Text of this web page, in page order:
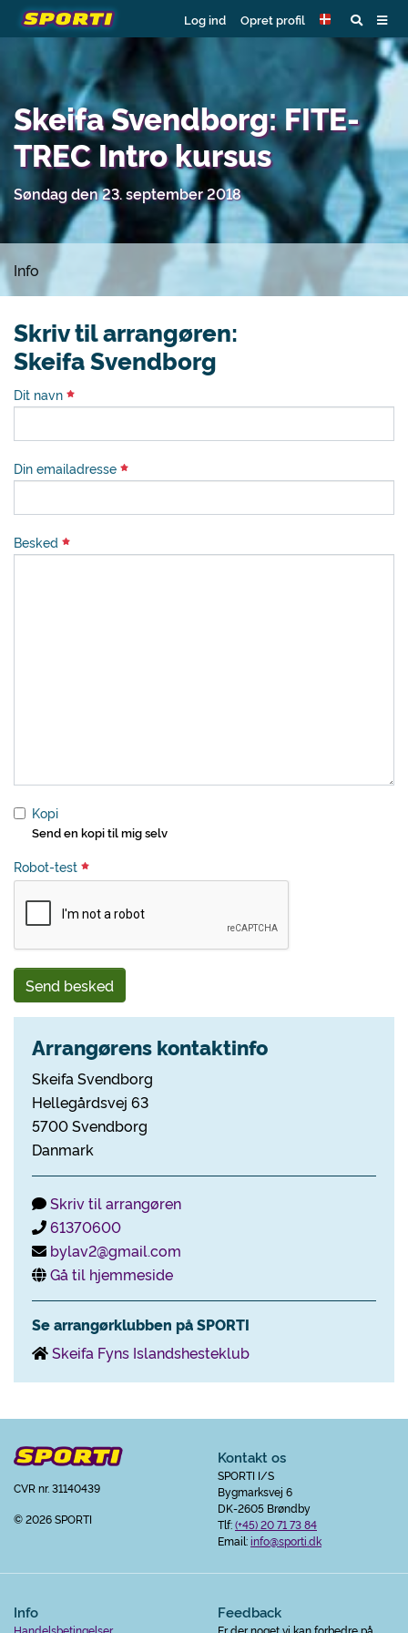
Log ind Opret profil
Skeifa Svendborg: FITE-
TREC Intro kursus
Søndag den 23. september 2018
Info
Skriv til arrangøren:
Skeifa Svendborg
Dit navn
Din emailadresse
Besked
Kopi
Send en kopi til mig selv
Robot-test
Send besked
Arrangørens kontaktinfo
Skeifa Svendborg
Hellegårdsvej 63
5700 Svendborg
Danmark
Skriv til arrangøren
61370600
bylav2@gmail.com
Gå til hjemmeside
Se arrangørklubben på SPORTI
Skeifa Fyns Islandshesteklub
CVR nr. 31140439
© 2026 SPORTI
Kontakt os
SPORTI I/S
Bygmarksvej 6
DK-2605 Brøndby
Tlf:(+45) 20 71 73 84
Email:info@sporti.dk
Info
Handelsbetingelser
Feedback
Er der noget vi kan forbedre på